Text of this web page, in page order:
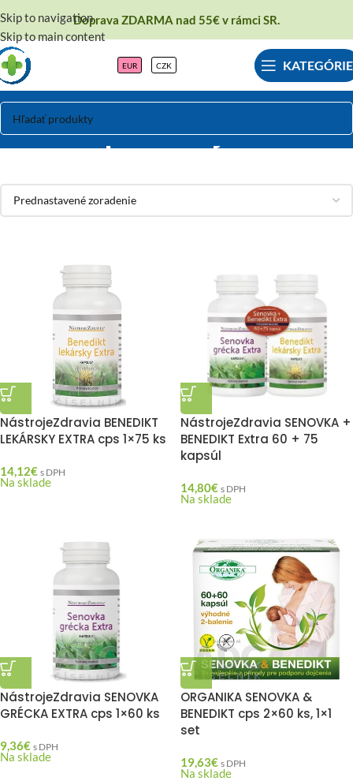
Skip to navigation
Skip to main content
Doprava ZDARMA nad 55€ v rámci SR.
EUR CZK KATEGÓRIE
Podpora dojčenia
NástrojeZdravia BENEDIKT
LEKÁRSKY EXTRA cps 1×75 ks
14,12€ s DPH
Na sklade
NástrojeZdravia SENOVKA +
BENEDIKT Extra 60 + 75
kapsúl
14,80€ s DPH
Na sklade
NástrojeZdravia SENOVKA
GRÉCKA EXTRA cps 1×60 ks
9,36€ s DPH
Na sklade
ORGANIKA SENOVKA &
BENEDIKT cps 2×60 ks, 1×1
set
19,63€ s DPH
Na sklade